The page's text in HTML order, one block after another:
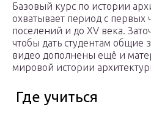
Базовый курс по истории
охватывает период с первых
поселений и до XV века.
чтобы дать студентам общие
видео дополнены ещё и
мировой истории
Где учиться